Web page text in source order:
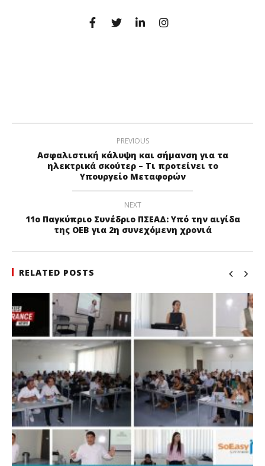
PREVIOUS
Ασφαλιστική κάλυψη και σήμανση για τα
ηλεκτρικά σκούτερ – Τι προτείνει το
Υπουργείο Μεταφορών
NEXT
11ο Παγκύπριο Συνέδριο ΠΣΕΑΔ: Υπό την αιγίδα
της ΟΕΒ για 2η συνεχόμενη χρονιά
RELATED POSTS